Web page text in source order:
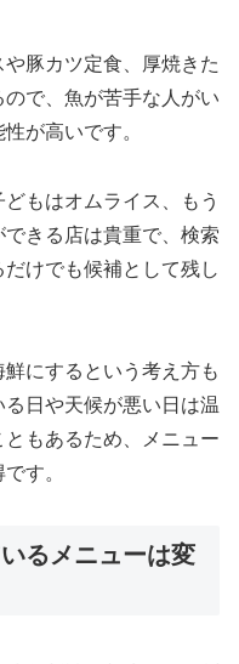
豚カツ定食、厚焼きた
で、魚が苦手な人がい
が高いです。
もはオムライス、もう
きる店は貴重で、検索
けでも候補として残し
にするという考え方も
日や天候が悪い日は温
もあるため、メニュー
す。
るメニューは変